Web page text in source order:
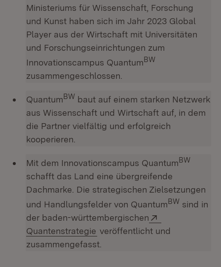
Ministeriums für Wissenschaft, Forschung
und Kunst haben sich im Jahr 2023 Global
Player aus der Wirtschaft mit Universitäten
und Forschungseinrichtungen zum
Innovationscampus QuantumBW
zusammengeschlossen.
QuantumBW baut auf einem starken Netzwerk
aus Wissenschaft und Wirtschaft auf, in dem
die Partner vielfältig und erfolgreich
kooperieren.
Mit dem Innovationscampus QuantumBW
schafft das Land eine übergreifende
Dachmarke. Die strategischen Zielsetzungen
und Handlungsfelder von QuantumBW sind in
der baden-württembergischen
Quantenstrategie (Öffnet in neuem Fenster)
veröffentlicht und
zusammengefasst.